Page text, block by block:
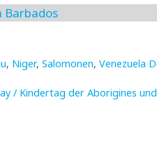
Barbados
, Niger,Salomonen,Venezuela
/ Kindertag der Aborigines